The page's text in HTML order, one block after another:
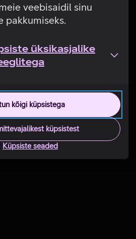
veebisaidil sinu
pakkumiseks.
üksikasjalike
kõigi küpsistega
küpsistest
Küpsiste seaded